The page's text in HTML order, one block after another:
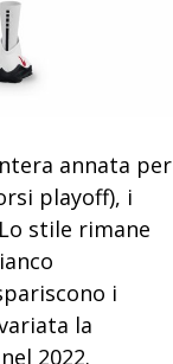
annata per
playoff), i
stile rimane
i
la
2022.